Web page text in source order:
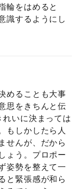
輪をはめると
識するようにし
めることも大事
思をきちんと伝
いに決まっては
もしかしたら人
せんが、だから
ょう。プロポー
姿勢を整えて一
と緊張感が和ら